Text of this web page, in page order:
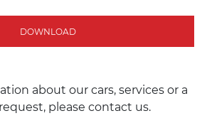
DOWNLOAD
about our cars, services or a
please contact us.